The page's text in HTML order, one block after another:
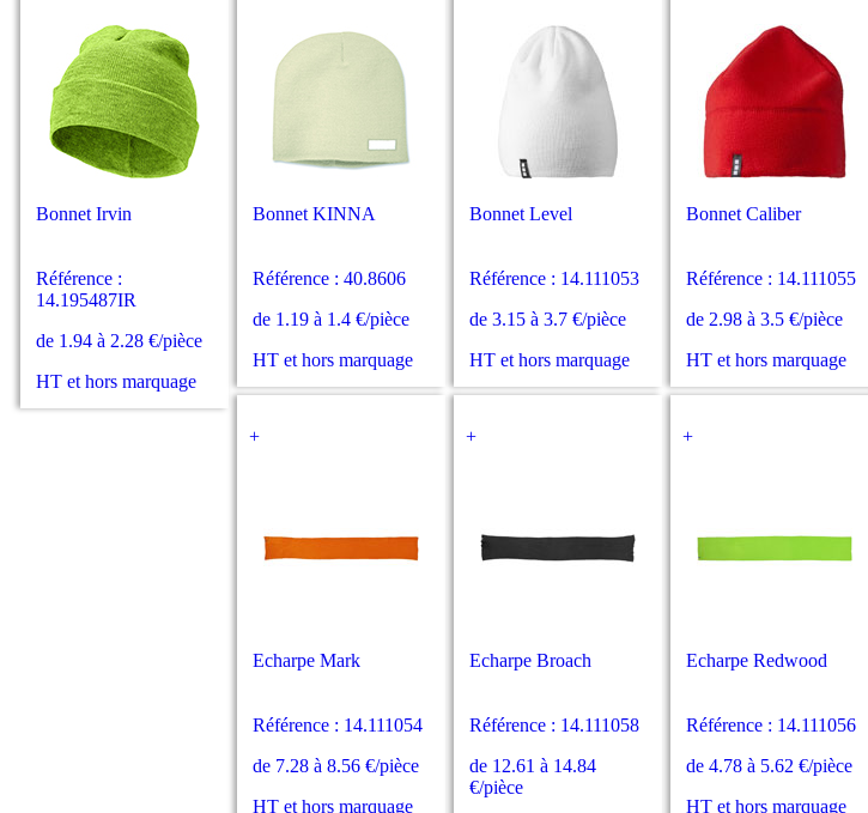
Bonnet Irvin
Référence :
14.195487IR
de 1.94 à 2.28 €/pièce
HT et hors marquage
Bonnet KINNA
Référence : 40.8606
de 1.19 à 1.4 €/pièce
HT et hors marquage
Bonnet Level
Référence : 14.111053
de 3.15 à 3.7 €/pièce
HT et hors marquage
Bonnet Caliber
Référence : 14.111055
de 2.98 à 3.5 €/pièce
HT et hors marquage
+
Echarpe Mark
Référence : 14.111054
de 7.28 à 8.56 €/pièce
HT et hors marquage
+
Echarpe Broach
Référence : 14.111058
de 12.61 à 14.84
€/pièce
+
Echarpe Redwood
Référence : 14.111056
de 4.78 à 5.62 €/pièce
HT et hors marquage